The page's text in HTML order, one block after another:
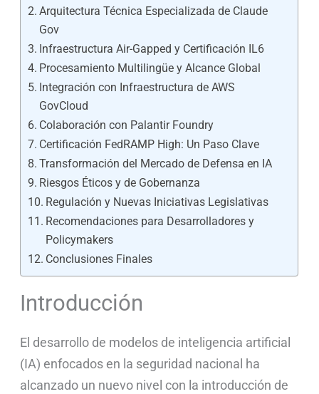
Arquitectura Técnica Especializada de Claude
Gov
Infraestructura Air-Gapped y Certificación IL6
Procesamiento Multilingüe y Alcance Global
Integración con Infraestructura de AWS
GovCloud
Colaboración con Palantir Foundry
Certificación FedRAMP High: Un Paso Clave
Transformación del Mercado de Defensa en IA
Riesgos Éticos y de Gobernanza
Regulación y Nuevas Iniciativas Legislativas
Recomendaciones para Desarrolladores y
Policymakers
Conclusiones Finales
Introducción
El desarrollo de modelos de inteligencia artificial
(IA) enfocados en la seguridad nacional ha
alcanzado un nuevo nivel con la introducción de